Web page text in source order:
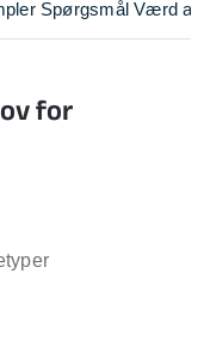
Spørgsmål Værd at
for